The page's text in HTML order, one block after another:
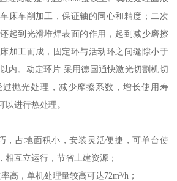
床车削加工，保证轴的同心和精度；二次
起到光滑堆焊表面的作用，起到减少磨擦
加工而成，固定环与活动环之间缝隙小于
内。动定环片 采用德国通快激光切割机切
抛光处理，减少摩擦系数，增长使用寿
进行热处理。
，占地面积小，安装灵活便捷，可单台使
相互立运行，节省土建资源；
高，单机处理量较高可达72m³/h；